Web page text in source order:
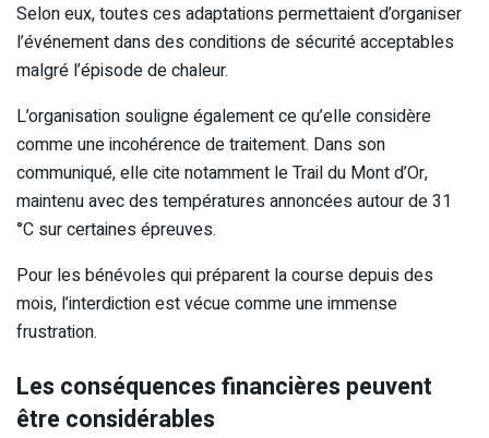
Selon eux, toutes ces adaptations permettaient d’organiser
l’événement dans des conditions de sécurité acceptables
malgré l’épisode de chaleur.
L’organisation souligne également ce qu’elle considère
comme une incohérence de traitement. Dans son
communiqué, elle cite notamment le Trail du Mont d’Or,
maintenu avec des températures annoncées autour de 31
°C sur certaines épreuves.
Pour les bénévoles qui préparent la course depuis des
mois, l’interdiction est vécue comme une immense
frustration.
Les conséquences financières peuvent
être considérables